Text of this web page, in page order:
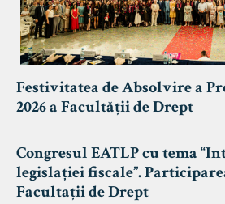
Festivitatea de Absolvire a
2026 a Facultății de Drept
Congresul EATLP cu tema
legislației fiscale”.
Facultații de Drept